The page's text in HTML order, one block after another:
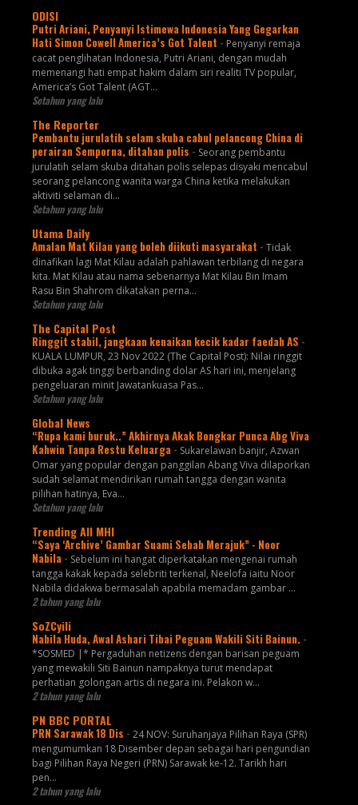
ODISI
Putri Ariani, Penyanyi Istimewa Indonesia Yang Gegarkan
Hati Simon Cowell America’s Got Talent - Penyanyi remaja
cacat penglihatan Indonesia, Putri Ariani, dengan mudah
memenangi hati empat hakim dalam siri realiti TV popular,
America’s Got Talent (AGT...
Setahun yang lalu
The Reporter
Pembantu jurulatih selam skuba cabul pelancong China di
perairan Semporna, ditahan polis - Seorang pembantu
jurulatih selam skuba ditahan polis selepas disyaki mencabul
seorang pelancong wanita warga China ketika melakukan
aktiviti selaman di...
Setahun yang lalu
Utama Daily
Amalan Mat Kilau yang boleh diikuti masyarakat - Tidak
dinafikan lagi Mat Kilau adalah pahlawan terbilang di negara
kita. Mat Kilau atau nama sebenarnya Mat Kilau Bin Imam
Rasu Bin Shahrom dikatakan perna...
Setahun yang lalu
The Capital Post
Ringgit stabil, jangkaan kenaikan kecik kadar faedah AS -
KUALA LUMPUR, 23 Nov 2022 (The Capital Post): Nilai ringgit
dibuka agak tinggi berbanding dolar AS hari ini, menjelang
pengeluaran minit Jawatankuasa Pas...
Setahun yang lalu
Global News
“Rupa kami buruk..” Akhirnya Akak Bongkar Punca Abg Viva
Kahwin Tanpa Restu Keluarga - Sukarelawan banjir, Azwan
Omar yang popular dengan panggilan Abang Viva dilaporkan
sudah selamat mendirikan rumah tangga dengan wanita
pilihan hatinya, Eva...
Setahun yang lalu
Trending All MHI
“Saya ‘Archive’ Gambar Suami Sebab Merajuk” - Noor
Nabila - Sebelum ini hangat diperkatakan mengenai rumah
tangga kakak kepada selebriti terkenal, Neelofa iaitu Noor
Nabila didakwa bermasalah apabila memadam gambar ...
2 tahun yang lalu
SoZCyili
Nabila Huda, Awal Ashari Tibai Peguam Wakili Siti Bainun. -
*SOSMED |* Pergaduhan netizens dengan barisan peguam
yang mewakili Siti Bainun nampaknya turut mendapat
perhatian golongan artis di negara ini. Pelakon w...
2 tahun yang lalu
PN BBC PORTAL
PRN Sarawak 18 Dis - 24 NOV: Suruhanjaya Pilihan Raya (SPR)
mengumumkan 18 Disember depan sebagai hari pengundian
bagi Pilihan Raya Negeri (PRN) Sarawak ke-12. Tarikh hari
pen...
2 tahun yang lalu